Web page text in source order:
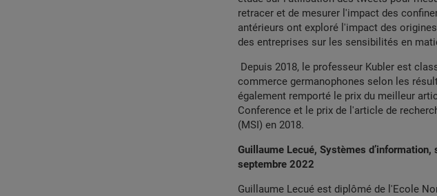
retracer et de mesurer l'impact des
antérieurs ont exploré l'impact des
des entreprises sur les sensibilités en
Depuis 2018, le professeur Kubler est
commerce germanophones selon les
également remporté le prix du meilleur
Conference et le prix de l'article de
(MSI) en 2018.
Guillaume Lecué, Systèmes
septembre 2022
Guillaume Lecué est diplômé de l'Ecole